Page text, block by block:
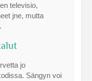
televisio,
jne, mutta
jo
Sängyn voi